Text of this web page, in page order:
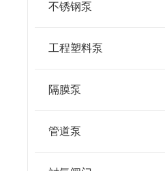
不锈钢泵
工程塑料泵
隔膜泵
管道泵